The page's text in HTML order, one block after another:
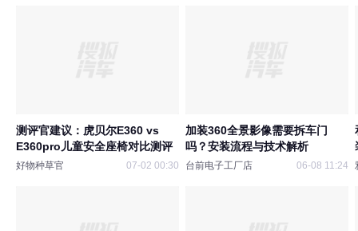
测评官建议：虎贝尔E360 vs
E360pro儿童安全座椅对比测评
好物种草官 07-02 00:30
加装360全景影像需要拆车门
吗？安装流程与技术解析
台前电子工厂店 06-08 11:24